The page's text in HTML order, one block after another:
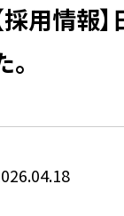
採用情報
。